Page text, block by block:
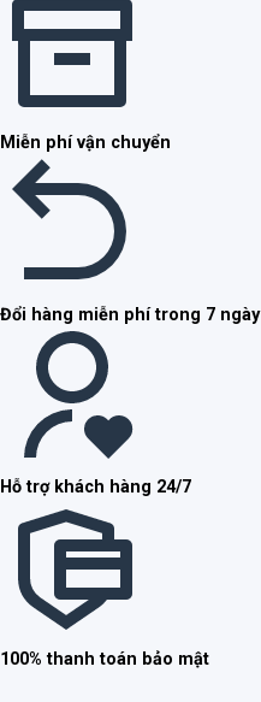
Miễn phí vận chuyển
Đổi hàng miễn phí trong 7 ngày
Hỗ trợ khách hàng 24/7
100% thanh toán bảo mật